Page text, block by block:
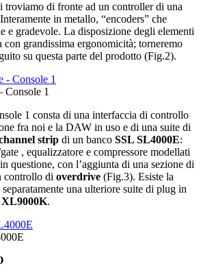
troviamo di fronte ad un controller di una
in metallo, “encoders” che
e gradevole. La disposizione degli elementi
grandissima ergonomicità; torneremo
su questa parte del prodotto (Fig.2).
Console 1
1 consta di una interfaccia di controllo
fra noi e la DAW in uso e di una suite di
strip di un banco SSL SL4000E:
, equalizzatore e compressore modellati
questione, con l’aggiunta di una sezione di
controllo di overdrive (Fig.3). Esiste la
una ulteriore suite di plug in
XL9000K.